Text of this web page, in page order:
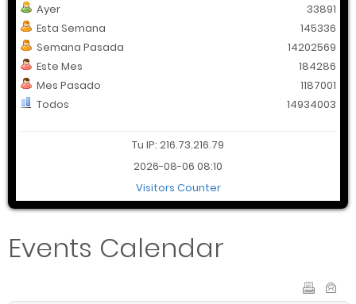
Ayer
Esta Semana
Semana Pasada
Este Mes
Mes Pasado
Todos
33891
145336
14202569
184286
1187001
14934003
Tu IP: 216.73.216.79
2026-08-06 08:10
Visitors Counter
Events Calendar